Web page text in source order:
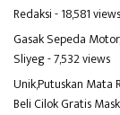
Redaksi- 18,581 views
Gasak Sepeda
Sliyeg- 7,532 views
Unik,Putuskan Mata
Beli Cilok Gratis